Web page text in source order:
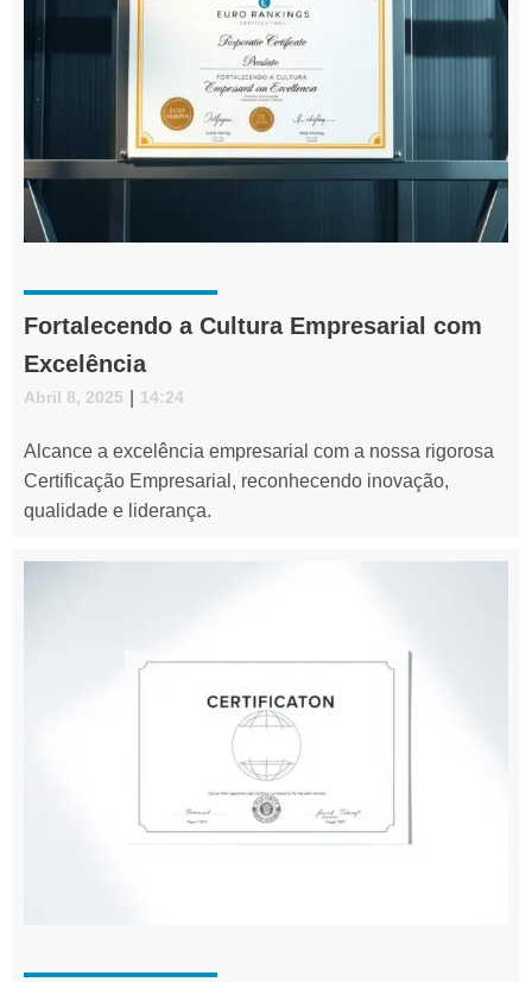
Fortalecendo a Cultura Empresarial com
Excelência
Abril 8, 2025 14:24
Alcance a excelência empresarial com a nossa rigorosa
Certificação Empresarial, reconhecendo inovação,
qualidade e liderança.